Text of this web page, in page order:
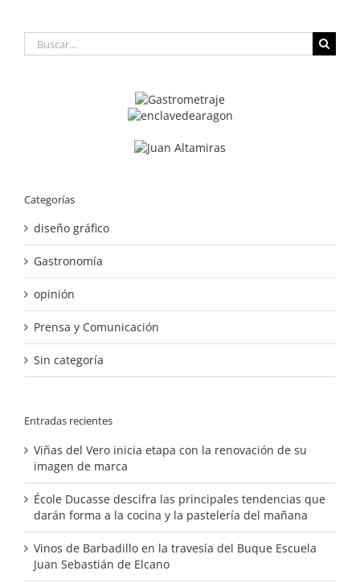
Buscar:
Categorías
diseño gráfico
Gastronomía
opinión
Prensa y Comunicación
Sin categoría
Entradas recientes
Viñas del Vero inicia etapa con la renovación de su
imagen de marca
École Ducasse descifra las principales tendencias que
darán forma a la cocina y la pastelería del mañana
Vinos de Barbadillo en la travesía del Buque Escuela
Juan Sebastián de Elcano